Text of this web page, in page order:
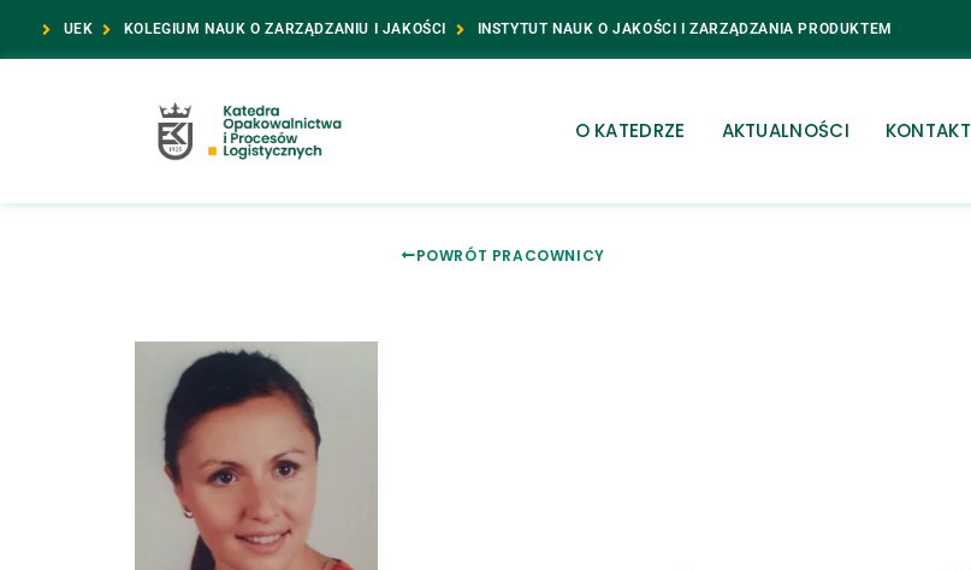
UEK KOLEGIUM NAUK O ZARZĄDZANIU I JAKOŚCI INSTYTUT NAUK O JAKOŚCI I ZARZĄDZANIA PRODUKTEM
O KATEDRZE AKTUALNOŚCI KONTAKT
POWRÓT PRACOWNICY